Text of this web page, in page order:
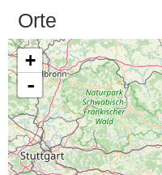
Orte
+
-